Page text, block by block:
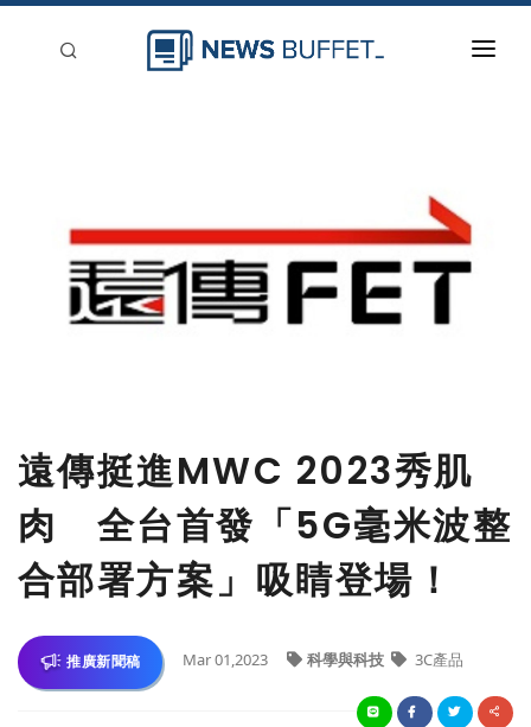
遠傳挺進MWC 2023秀肌
肉 全台首發「5G毫米波整
合部署方案」吸睛登場！
推廣新聞稿 Mar 01,2023 科學與科技 3C產品